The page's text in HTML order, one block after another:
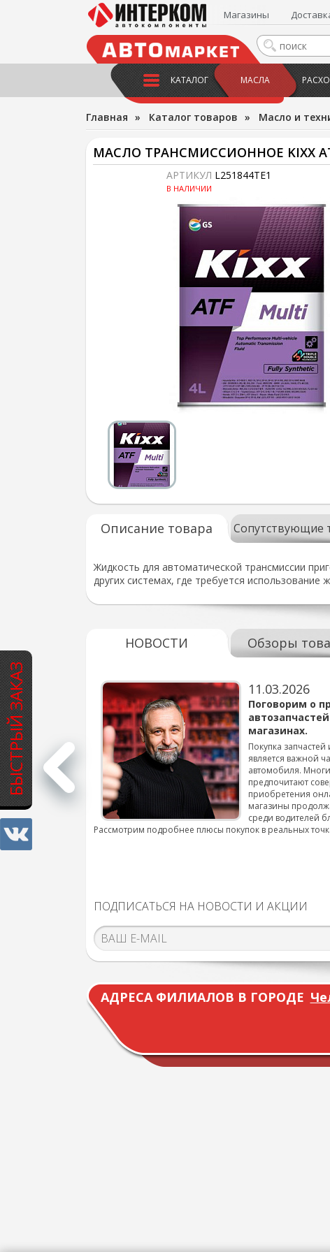
БЫСТРЫЙ ЗАКАЗ
Магазины
КАТАЛОГ МАСЛА
Главная » Каталог товаров » Масло и
МАСЛО ТРАНСМИССИОННОЕ KIXX
АРТИКУЛ L251844TE1
В НАЛИЧИИ
Описание товара Сопутствующие
Жидкость для автоматической трансмиссии
других системах, где требуется
НОВОСТИ Обзоры
для
смены шин на
подробнее...
11.03.2026
Поговорим о
магазинах.
Покупка
является важной
автомобиля.
предпочитают
приобретения
магазины
среди водителей
Рассмотрим подробнее плюсы покупок в реальных
ПОДПИСАТЬСЯ НА НОВОСТИ И АКЦИИ
АДРЕСА ФИЛИАЛОВ В ГОРОДЕ